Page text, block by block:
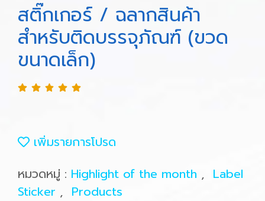
สติ๊กเกอร์ / ฉลากสินค้า
สำหรับติดบรรจุภัณฑ์ (ขวด
ขนาดเล็ก)
เพิ่มรายการโปรด
หมวดหมู่ : Highlight of the month , Label
Sticker , Products